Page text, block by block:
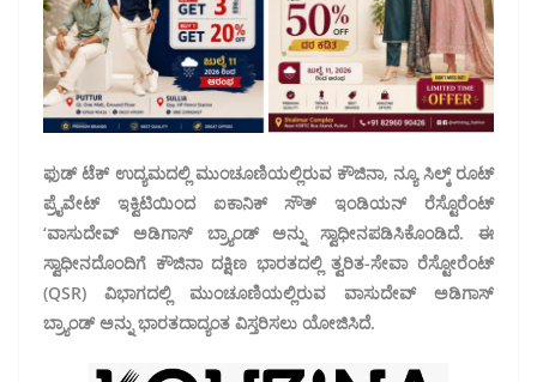
ಫುಡ್ ಟೆಕ್ ಉದ್ಯಮದಲ್ಲಿ ಮುಂಚೂಣಿಯಲ್ಲಿರುವ ಕೌಜಿನಾ, ನ್ಯೂ ಸಿಲ್ಕ್ ರೂಟ್
ಪ್ರೈವೇಟ್ ಇಕ್ವಿಟಿಯಿಂದ ಐಕಾನಿಕ್ ಸೌತ್ ಇಂಡಿಯನ್ ರೆಸ್ಟೊರೆಂಟ್
‘ವಾಸುದೇವ್ ಅಡಿಗಾಸ್ ಬ್ರ್ಯಾಂಡ್ ಅನ್ನು ಸ್ವಾಧೀನಪಡಿಸಿಕೊಂಡಿದೆ. ಈ
ಸ್ವಾಧೀನದೊಂದಿಗೆ ಕೌಜಿನಾ ದಕ್ಷಿಣ ಭಾರತದಲ್ಲಿ ತ್ವರಿತ-ಸೇವಾ ರೆಸ್ಟೋರೆಂಟ್
(QSR) ವಿಭಾಗದಲ್ಲಿ ಮುಂಚೂಣಿಯಲ್ಲಿರುವ ವಾಸುದೇವ್ ಅಡಿಗಾಸ್
ಬ್ರ್ಯಾಂಡ್ ಅನ್ನು ಭಾರತದಾದ್ಯಂತ ವಿಸ್ತರಿಸಲು ಯೋಜಿಸಿದೆ.